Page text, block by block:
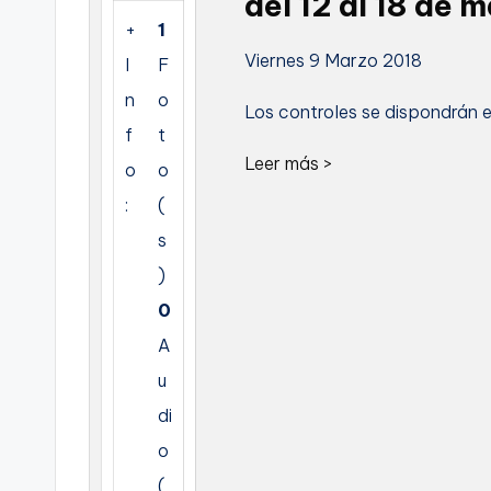
+
I
n
f
o
:
1
F
o
t
o
(
s
)
0
A
u
di
o
(
Viernes 9 Marzo 2018
Los controles se dispondrán
Leer más >